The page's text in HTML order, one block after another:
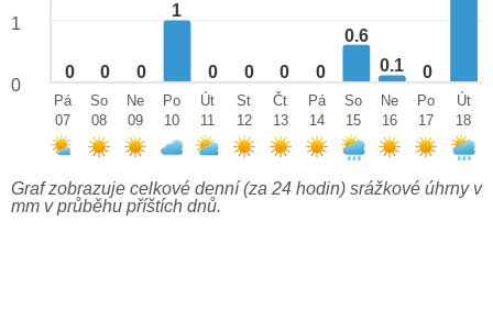
0 0 0
1
0 0 0 0
0.6
0.1
0
1
0
Pá
07
So
08
Ne
09
Po
10
Út
11
St
12
Čt
13
Pá
14
So
15
Ne
16
Po
17
Út
18
Graf zobrazuje celkové denní (za 24 hodin) srážkové úhrny v
mm v průběhu příštích dnů.